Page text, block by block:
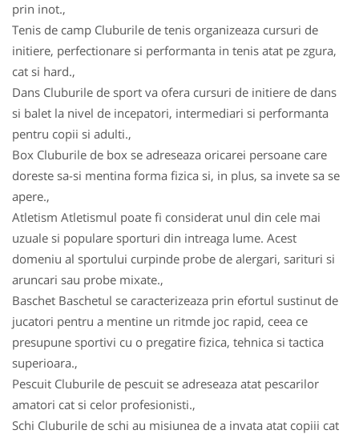
prin inot.,
Tenis de camp Cluburile de tenis organizeaza cursuri de
initiere, perfectionare si performanta in tenis atat pe zgura,
cat si hard.,
Dans Cluburile de sport va ofera cursuri de initiere de dans
si balet la nivel de incepatori, intermediari si performanta
pentru copii si adulti.,
Box Cluburile de box se adreseaza oricarei persoane care
doreste sa-si mentina forma fizica si, in plus, sa invete sa se
apere.,
Atletism Atletismul poate fi considerat unul din cele mai
uzuale si populare sporturi din intreaga lume. Acest
domeniu al sportului curpinde probe de alergari, sarituri si
aruncari sau probe mixate.,
Baschet Baschetul se caracterizeaza prin efortul sustinut de
jucatori pentru a mentine un ritmde joc rapid, ceea ce
presupune sportivi cu o pregatire fizica, tehnica si tactica
superioara.,
Pescuit Cluburile de pescuit se adreseaza atat pescarilor
amatori cat si celor profesionisti.,
Schi Cluburile de schi au misiunea de a invata atat copiii cat